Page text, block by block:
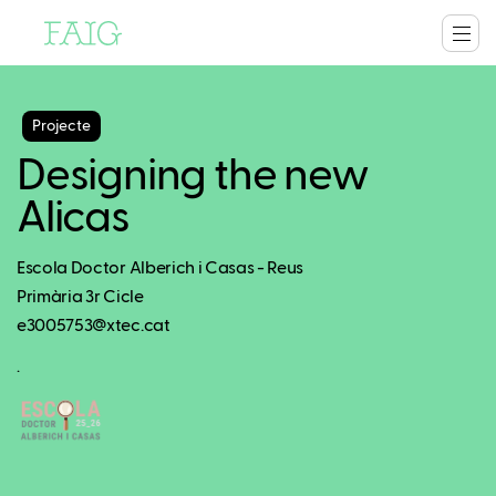
Projecte
Designing the new
Alicas
Escola Doctor Alberich i Casas - Reus
Primària 3r Cicle
e3005753@xtec.cat
.